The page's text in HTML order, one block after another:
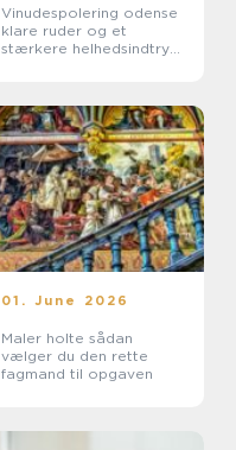
Vinudespolering odense
klare ruder og et
stærkere helhedsindtryk
01. June 2026
Maler holte sådan
vælger du den rette
fagmand til opgaven